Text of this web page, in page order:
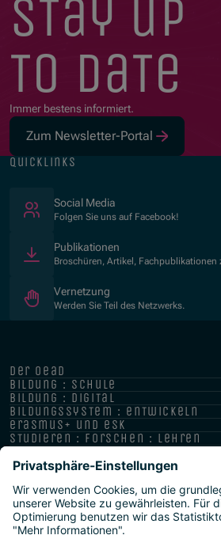
stay up
to date
Immer bestens informiert.
Zum Newsletter-Portal
quicklinks
Social Media
Folgen Sie uns auf Facebook!
Publikationen
Broschüren, Artikel,
Vernetzung
Werden Sie Teil des Netzwerks.
der oead
bildung : schule
bildung : digital
bildungssystem : entwickeln
erasmus+ und esk
studieren : forschen : lehren
hochschule : strategie :